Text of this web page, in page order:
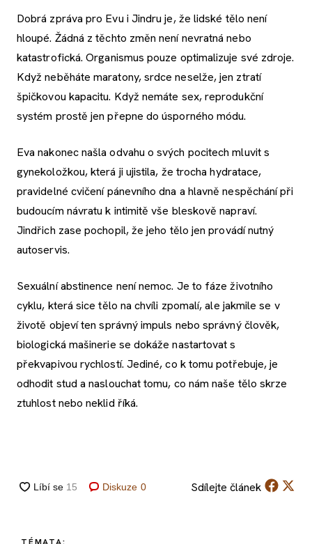
Dobrá zpráva pro Evu i Jindru je, že lidské tělo není
hloupé. Žádná z těchto změn není nevratná nebo
katastrofická. Organismus pouze optimalizuje své zdroje.
Když neběháte maratony, srdce neselže, jen ztratí
špičkovou kapacitu. Když nemáte sex, reprodukční
systém prostě jen přepne do úsporného módu.
Eva nakonec našla odvahu o svých pocitech mluvit s
gynekoložkou, která ji ujistila, že trocha hydratace,
pravidelné cvičení pánevního dna a hlavně nespěchání při
budoucím návratu k intimitě vše bleskově napraví.
Jindřich zase pochopil, že jeho tělo jen provádí nutný
autoservis.
Sexuální abstinence není nemoc. Je to fáze životního
cyklu, která sice tělo na chvíli zpomalí, ale jakmile se v
životě objeví ten správný impuls nebo správný člověk,
biologická mašinerie se dokáže nastartovat s
překvapivou rychlostí. Jediné, co k tomu potřebuje, je
odhodit stud a naslouchat tomu, co nám naše tělo skrze
ztuhlost nebo neklid říká.
Diskuze 0 Sdílejte článek